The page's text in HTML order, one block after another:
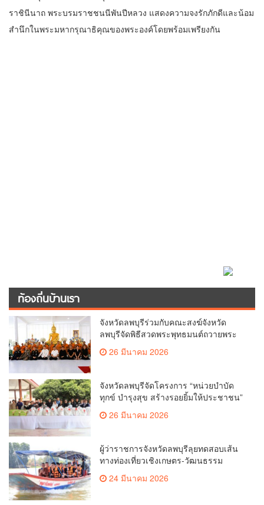
ราชินีนาถ พระบรมราชชนนีพันปีหลวง แสดงความจงรักภักดีและน้อม
สำนึกในพระมหากรุณาธิคุณของพระองค์โดยพร้อมเพรียงกัน
ท้องถิ่นบ้านเรา
จังหวัดลพบุรีร่วมกับคณะสงฆ์จังหวัด
ลพบุรีจัดพิธีสวดพระพุทธมนต์ถวายพระ
ราชกุศลแด่ สมเด็จพระนางเจ้าสิริกิติ์
พระบรมราชินีนาถ พระบรมราชชนนี
มหากรุณาธิคุณ ณ วัดโพธิ์เก้าต้น อำเภอ
เมืองลพบุรี จังหวัดลพบุรี
26 มีนาคม 2026
จังหวัดลพบุรีจัดโครงการ “หน่วยบำบัด
ทุกข์ บำรุงสุข สร้างรอยยิ้มให้ประชาชน”
ลงพื้นที่วัดไลย์ อ.ท่าวุ้ง มุ่งแก้ไขปัญหา
และส่งมอบความสุขถึงมือประชาชน
26 มีนาคม 2026
ผู้ว่าราชการจังหวัดลพบุรีลุยทดสอบเส้น
ทางท่องเที่ยวเชิงเกษตร-วัฒนธรรม
อำเภอบ้านหมี่ ชู One Day Trip ดัน
เศรษฐกิจชุมชน หวังกระตุ้นเศรษฐกิจ
24 มีนาคม 2026